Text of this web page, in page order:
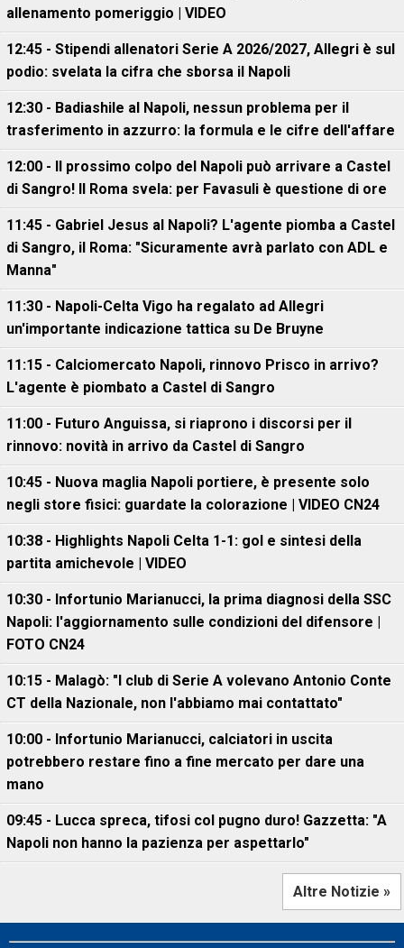
allenamento pomeriggio | VIDEO
12:45 - Stipendi allenatori Serie A 2026/2027, Allegri è sul
podio: svelata la cifra che sborsa il Napoli
12:30 - Badiashile al Napoli, nessun problema per il
trasferimento in azzurro: la formula e le cifre dell'affare
12:00 - Il prossimo colpo del Napoli può arrivare a Castel
di Sangro! Il Roma svela: per Favasuli è questione di ore
11:45 - Gabriel Jesus al Napoli? L'agente piomba a Castel
di Sangro, il Roma: "Sicuramente avrà parlato con ADL e
Manna"
11:30 - Napoli-Celta Vigo ha regalato ad Allegri
un'importante indicazione tattica su De Bruyne
11:15 - Calciomercato Napoli, rinnovo Prisco in arrivo?
L'agente è piombato a Castel di Sangro
11:00 - Futuro Anguissa, si riaprono i discorsi per il
rinnovo: novità in arrivo da Castel di Sangro
10:45 - Nuova maglia Napoli portiere, è presente solo
negli store fisici: guardate la colorazione | VIDEO CN24
10:38 - Highlights Napoli Celta 1-1: gol e sintesi della
partita amichevole | VIDEO
10:30 - Infortunio Marianucci, la prima diagnosi della SSC
Napoli: l'aggiornamento sulle condizioni del difensore |
FOTO CN24
10:15 - Malagò: "I club di Serie A volevano Antonio Conte
CT della Nazionale, non l'abbiamo mai contattato"
10:00 - Infortunio Marianucci, calciatori in uscita
potrebbero restare fino a fine mercato per dare una
mano
09:45 - Lucca spreca, tifosi col pugno duro! Gazzetta: "A
Napoli non hanno la pazienza per aspettarlo"
Altre Notizie »